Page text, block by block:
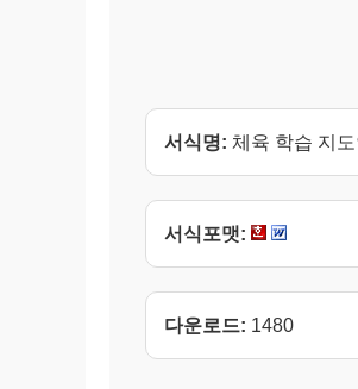
서식명: 체육 학습 지
서식포맷:
다운로드: 1480